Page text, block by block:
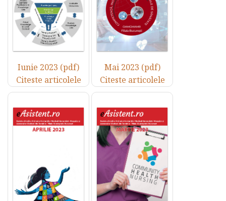
Iunie 2023 (pdf)
Citeste articolele
Mai 2023 (pdf)
Citeste articolele